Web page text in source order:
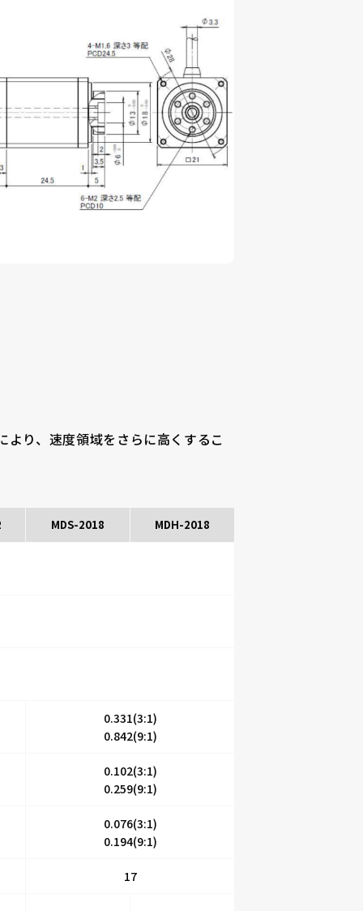
042-746-0123
り、速度領域をさらに高くするこ
MDS-2018 MDH-2018
0.331(3:1)
0.842(9:1)
0.102(3:1)
0.259(9:1)
0.076(3:1)
0.194(9:1)
17